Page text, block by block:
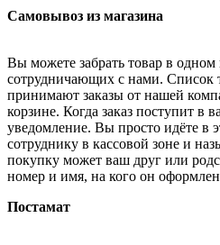
Самовывоз из магазина
Вы можете забрать товар в одном
сотрудничающих с нами. Список
принимают заказы от нашей
корзине. Когда заказ поступит в
уведомление. Вы просто идёте в
сотруднику в кассовой зоне и
покупку может ваш друг или
номер и имя, на кого он
Постамат